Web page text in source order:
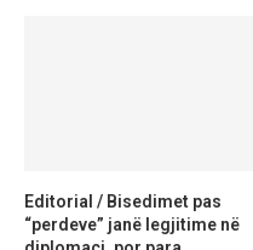
Editorial / Bisedimet pas
“perdeve” janë legjitime në